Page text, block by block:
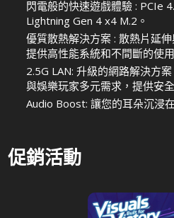
閃電般的快速遊戲體驗 : PCIe
Lightning Gen 4 x4 M.2。
優質散熱解決方案 : 散熱片延
提供高性能系統和不間斷的使
2.5G LAN: 升級的網路解決方
與娛樂玩家多元需求，提供安
Audio Boost: 讓您的耳朵沉浸
促銷活動